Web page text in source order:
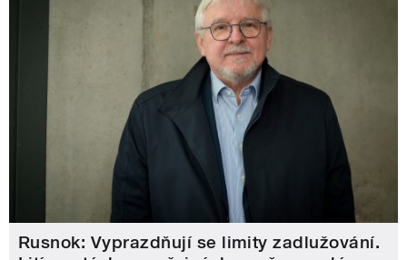
Rusnok: Vyprazdňují se limity zadlužování.